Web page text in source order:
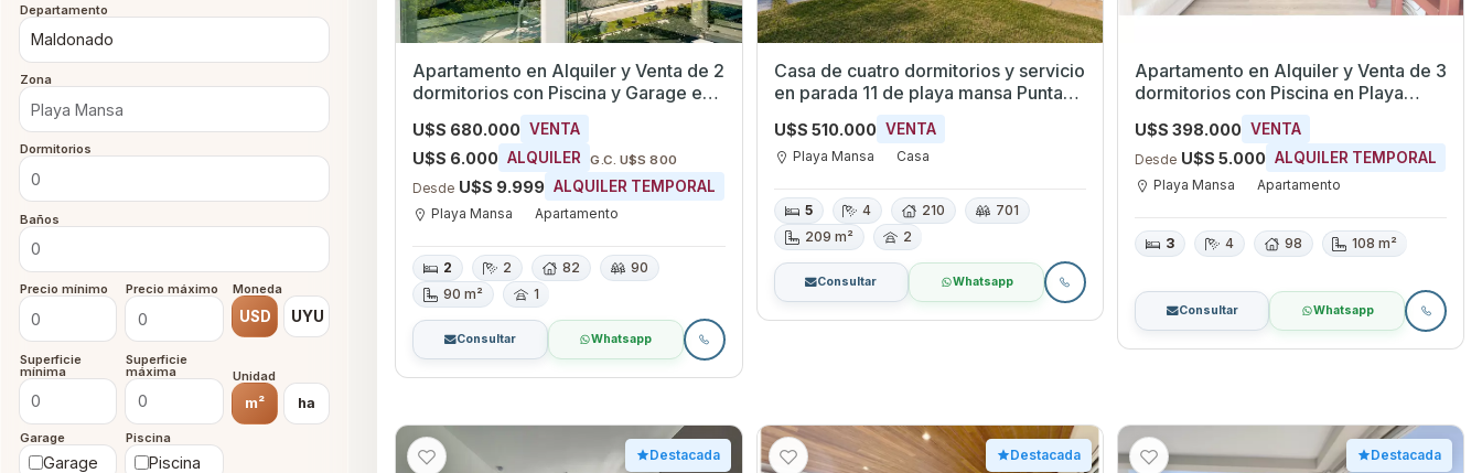
Departamento
Zona
Dormitorios
Baños
Precio mínimo Precio máximo Moneda
USD UYU
Superficie
mínima
Superficie
máxima Unidad
m² ha
Garage
Garage
Piscina
Piscina
Apartamento en Alquiler y Venta de 2
dormitorios con Piscina y Garage en
Playa Mansa, Maldonado
U$S 680.000 VENTA
U$S 6.000 ALQUILER
G.C. U$S 800
Desde U$S 9.999 ALQUILER TEMPORAL
Playa Mansa Apartamento
2 2 82
90
90 m²
1
Consultar Whatsapp
Casa de cuatro dormitorios y servicio
en parada 11 de playa mansa Punta
U$S 510.000 VENTA
Playa Mansa Casa
5 4 210
701
209 m²
2
Consultar Whatsapp
Apartamento en Alquiler y Venta de 3
dormitorios con Piscina en Playa
Mansa, Maldonado
U$S 398.000 VENTA
Desde U$S 5.000 ALQUILER TEMPORAL
Playa Mansa Apartamento
3 4 98 108 m²
Consultar Whatsapp
Destacada Destacada Destacada